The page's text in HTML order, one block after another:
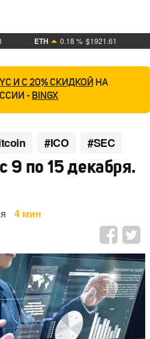
ETH 0.18 % $1921.61
И С 20% СКИДКОЙ НА
- BINGX
#ICO #SEC
9 по 15 декабря.
4 мин